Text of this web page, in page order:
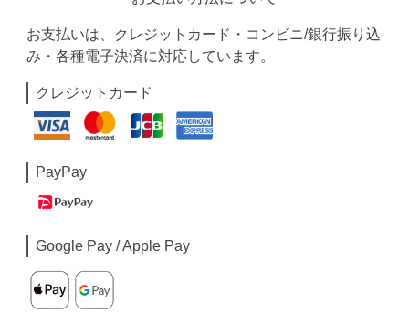
お支払いは、クレジットカード・コンビニ/銀行振り込
み・各種電子決済に対応しています。
クレジットカード
PayPay
Google Pay / Apple Pay